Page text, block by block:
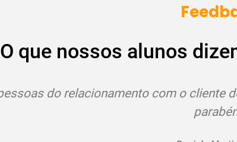
O que nossos alunos
Estou